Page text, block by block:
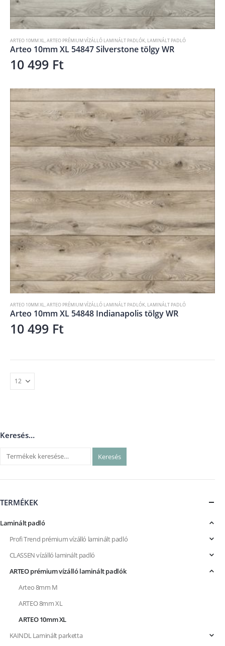
ARTEO 10MM XL,ARTEO PRÉMIUM VÍZÁLLÓ LAMINÁLT PADLÓK, LAMINÁLT PADLÓ
Arteo 10mm XL 54847 Silverstone tölgy WR
10 499 Ft
ARTEO 10MM XL,ARTEO PRÉMIUM VÍZÁLLÓ LAMINÁLT PADLÓK, LAMINÁLT PADLÓ
Arteo 10mm XL 54848 Indianapolis tölgy WR
10 499 Ft
Keresés…
Keresés
TERMÉKEK
Laminált padló
Profi Trend prémium vízálló laminált padló
CLASSEN vízálló laminált padló
ARTEO prémium vízálló laminált padlók
Arteo 8mm M
ARTEO 8mm XL
ARTEO 10mm XL
KAINDL Laminált parketta